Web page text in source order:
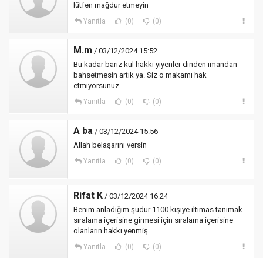
lütfen mağdur etmeyin
Yanıtla (0) (0)
M.m / 03/12/2024 15:52
Bu kadar bariz kul hakkı yiyenler dinden imandan
bahsetmesin artık ya. Siz o makamı hak
etmiyorsunuz.
Yanıtla (0) (0)
A ba / 03/12/2024 15:56
Allah belaşarını versin
Yanıtla (0) (0)
Rifat K / 03/12/2024 16:24
Benim anladığım şudur 1100 kişiye iltimas tanımak
sıralama içerisine girmesi için sıralama içerisine
olanların hakkı yenmiş.
Yanıtla (0) (0)